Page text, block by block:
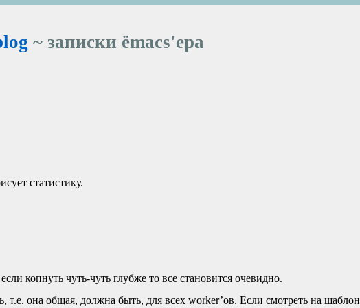
~ записки ёmacs'ера
статистику.
копнуть чуть‑чуть глубже то все становится очевидно.
она общая, должна быть, для всех worker’ов. Если смотреть на шаблон